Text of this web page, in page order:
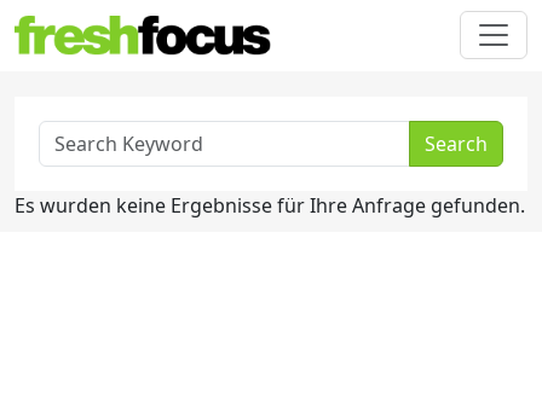
Search
Es wurden keine Ergebnisse für Ihre Anfrage gefunden.